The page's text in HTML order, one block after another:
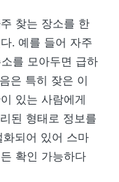
찾는 장소를 한
. 예를 들어 자주
를 모아두면 급하
은 특히 잦은 이
있는 사람에게
된 형태로 정보를
되어 있어 스마
확인 가능하다